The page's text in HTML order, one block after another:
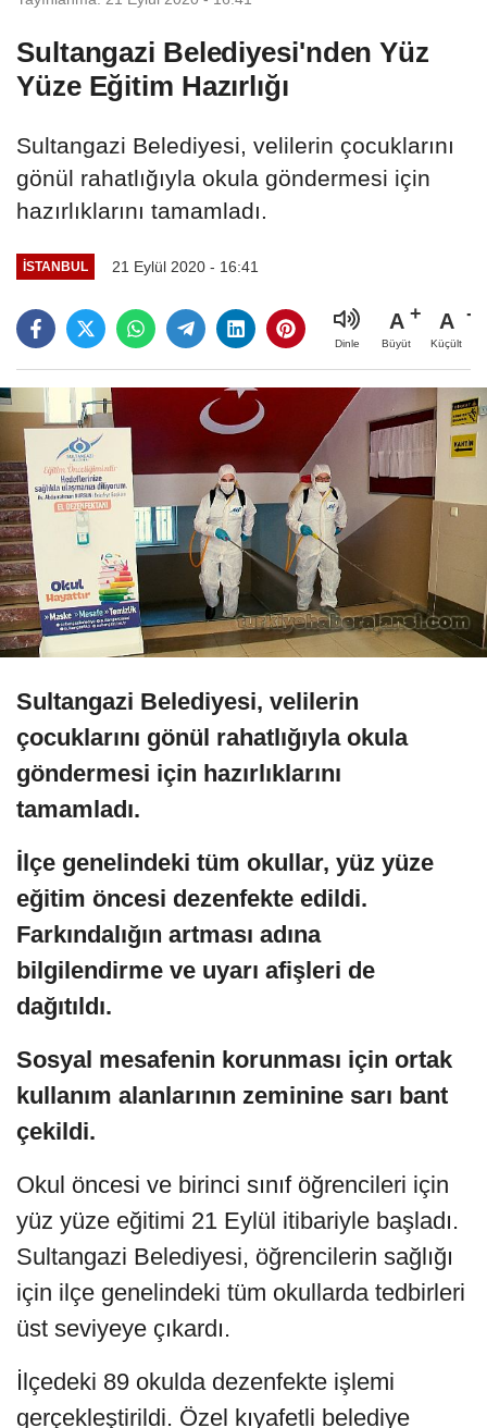
Sultangazi Belediyesi'nden Yüz
Yüze Eğitim Hazırlığı
Sultangazi Belediyesi, velilerin çocuklarını
gönül rahatlığıyla okula göndermesi için
hazırlıklarını tamamladı.
İSTANBUL 21 Eylül 2020 - 16:41
Dinle
A
Büyüt
A
Küçült
Sultangazi Belediyesi, velilerin
çocuklarını gönül rahatlığıyla okula
göndermesi için hazırlıklarını
tamamladı.
İlçe genelindeki tüm okullar, yüz yüze
eğitim öncesi dezenfekte edildi.
Farkındalığın artması adına
bilgilendirme ve uyarı afişleri de
dağıtıldı.
Sosyal mesafenin korunması için ortak
kullanım alanlarının zeminine sarı bant
çekildi.
Okul öncesi ve birinci sınıf öğrencileri için
yüz yüze eğitimi 21 Eylül itibariyle başladı.
Sultangazi Belediyesi, öğrencilerin sağlığı
için ilçe genelindeki tüm okullarda tedbirleri
üst seviyeye çıkardı.
İlçedeki 89 okulda dezenfekte işlemi
gerçekleştirildi. Özel kıyafetli belediye